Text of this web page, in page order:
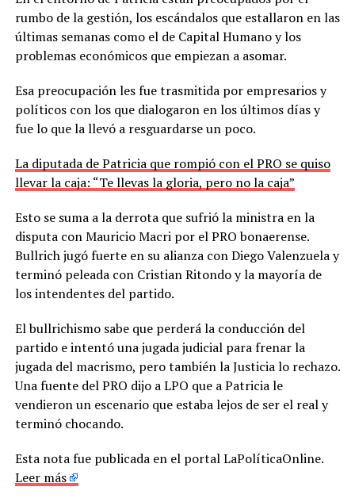
rumbo de la gestión, los escándalos que estallaron en las
últimas semanas como el de Capital Humano y los
problemas económicos que empiezan a asomar.
Esa preocupación les fue trasmitida por empresarios y
políticos con los que dialogaron en los últimos días y
fue lo que la llevó a resguardarse un poco.
La diputada de Patricia que rompió con el PRO se quiso
llevar la caja: “Te llevas la gloria, pero no la caja”
Esto se suma a la derrota que sufrió la ministra en la
disputa con Mauricio Macri por el PRO bonaerense.
Bullrich jugó fuerte en su alianza con Diego Valenzuela y
terminó peleada con Cristian Ritondo y la mayoría de
los intendentes del partido.
El bullrichismo sabe que perderá la conducción del
partido e intentó una jugada judicial para frenar la
jugada del macrismo, pero también la Justicia lo rechazo.
Una fuente del PRO dijo a LPO que a Patricia le
vendieron un escenario que estaba lejos de ser el real y
terminó chocando.
Esta nota fue publicada en el portal LaPolíticaOnline.
Leer más